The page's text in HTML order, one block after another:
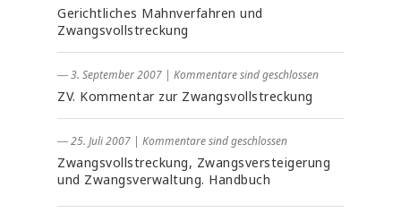
Gerichtliches Mahnverfahren und
Zwangsvollstreckung
― 3. September 2007 | Kommentare sind geschlossen
ZV. Kommentar zur Zwangsvollstreckung
― 25. Juli 2007 | Kommentare sind geschlossen
Zwangsvollstreckung, Zwangsversteigerung
und Zwangsverwaltung. Handbuch